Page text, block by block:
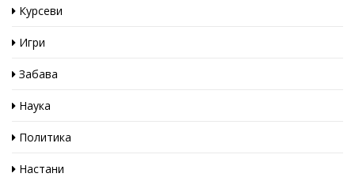
Курсеви
Игри
Забава
Наука
Политика
Настани